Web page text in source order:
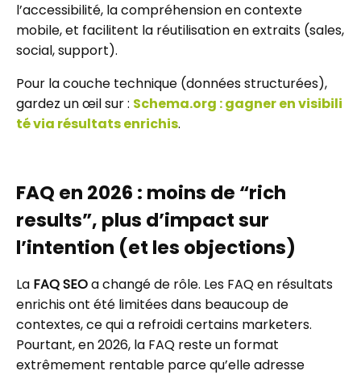
l’accessibilité, la compréhension en contexte
mobile, et facilitent la réutilisation en extraits (sales,
social, support).
Pour la couche technique (données structurées),
gardez un œil sur : Schema.org : gagner en visibili
té via résultats enrichis.
FAQ en 2026 : moins de “rich
results”, plus d’impact sur
l’intention (et les objections)
La FAQ SEOa changé de rôle. Les FAQ en résultats
enrichis ont été limitées dans beaucoup de
contextes, ce qui a refroidi certains marketers.
Pourtant, en 2026, la FAQ reste un format
extrêmement rentable parce qu’elle adresse